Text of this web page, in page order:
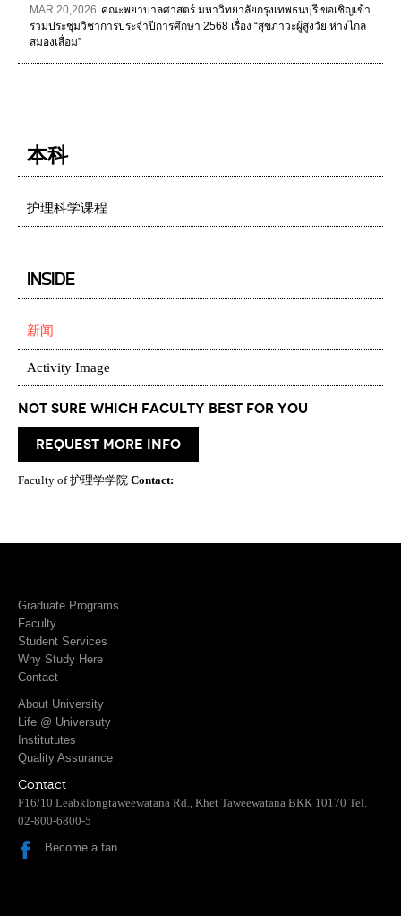
MAR 20,2026 คณะพยาบาลศาสตร์ มหาวิทยาลัยกรุงเทพธนบุรี ขอเชิญเข้า
ร่วมประชุมวิชาการประจำปีการศึกษา 2568 เรื่อง “สุขภาวะผู้สูงวัย ห่างไกล
สมองเสื่อม”
本科
护理科学课程
INSIDE
新闻
Activity Image
Not Sure which Faculty best for you
request more info
Faculty of 护理学学院 Contact:
Graduate Programs
Faculty
Student Services
Why Study Here
Contact
About University
Life @ Universuty
Institututes
Quality Assurance
Contact
F16/10 Leabklongtaweewatana Rd., Khet Taweewatana BKK 10170 Tel.
02-800-6800-5
Become a fan